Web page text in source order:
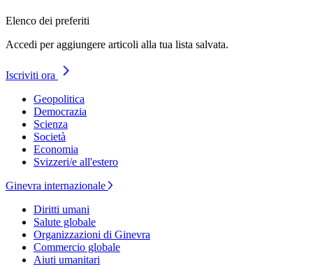
Elenco dei preferiti
Accedi per aggiungere articoli alla tua lista salvata.
Iscriviti ora
Geopolitica
Democrazia
Scienza
Società
Economia
Svizzeri/e all'estero
Ginevra internazionale
Diritti umani
Salute globale
Organizzazioni di Ginevra
Commercio globale
Aiuti umanitari